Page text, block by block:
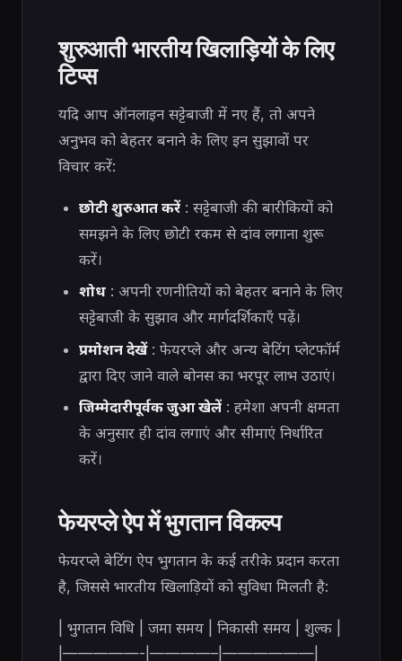
शुरुआती भारतीय खिलाड़ियों के लिए
टिप्स
यदि आप ऑनलाइन सट्टेबाजी में नए हैं, तो अपने
अनुभव को बेहतर बनाने के लिए इन सुझावों पर
विचार करें:
छोटी शुरुआत करें: सट्टेबाजी की बारीकियों को
समझने के लिए छोटी रकम से दांव लगाना शुरू
करें।
शोध: अपनी रणनीतियों को बेहतर बनाने के लिए
सट्टेबाजी के सुझाव और मार्गदर्शिकाएँ पढ़ें।
प्रमोशन देखें: फेयरप्ले और अन्य बेटिंग प्लेटफॉर्म
द्वारा दिए जाने वाले बोनस का भरपूर लाभ उठाएं।
जिम्मेदारीपूर्वक जुआ खेलें: हमेशा अपनी क्षमता
के अनुसार ही दांव लगाएं और सीमाएं निर्धारित
करें।
फेयरप्ले ऐप में भुगतान विकल्प
फेयरप्ले बेटिंग ऐप भुगतान के कई तरीके प्रदान करता
है, जिससे भारतीय खिलाड़ियों को सुविधा मिलती है:
| भुगतान विधि | जमा समय | निकासी समय | शुल्क |
|—————-|————–|——————|